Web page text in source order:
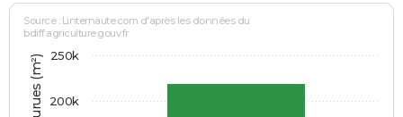
Source : Linternaute.com d'après les données du
bdiff.agriculture.gouv.fr
200k
250k